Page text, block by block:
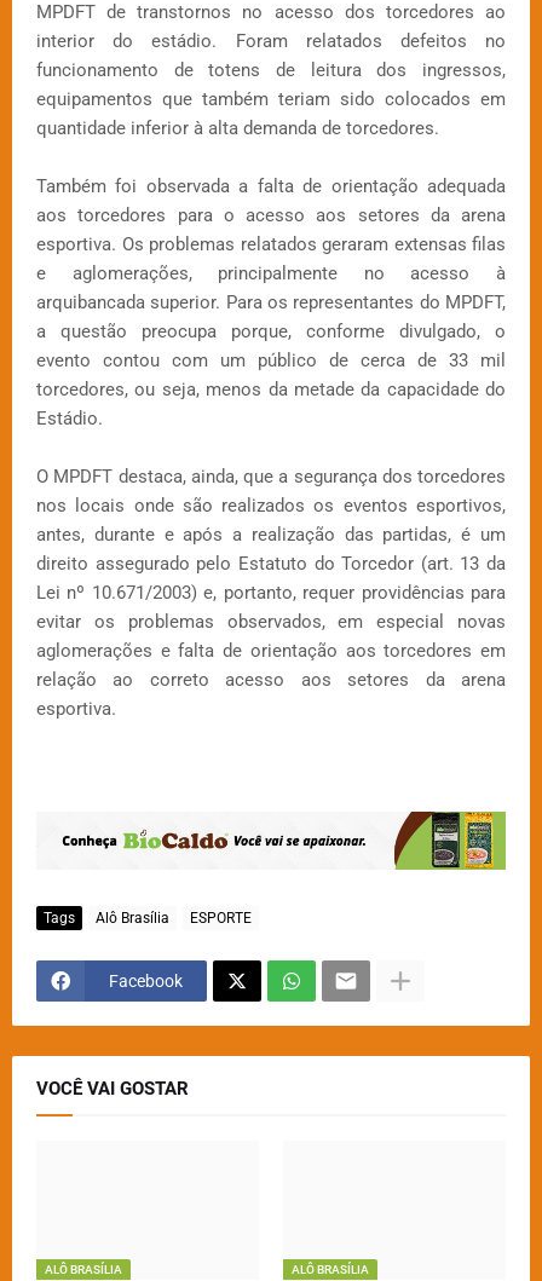
MPDFT de transtornos no acesso dos torcedores ao
interior do estádio. Foram relatados defeitos no
funcionamento de totens de leitura dos ingressos,
equipamentos que também teriam sido colocados em
quantidade inferior à alta demanda de torcedores.
Também foi observada a falta de orientação adequada
aos torcedores para o acesso aos setores da arena
esportiva. Os problemas relatados geraram extensas filas
e aglomerações, principalmente no acesso à
arquibancada superior. Para os representantes do MPDFT,
a questão preocupa porque, conforme divulgado, o
evento contou com um público de cerca de 33 mil
torcedores, ou seja, menos da metade da capacidade do
Estádio.
O MPDFT destaca, ainda, que a segurança dos torcedores
nos locais onde são realizados os eventos esportivos,
antes, durante e após a realização das partidas, é um
direito assegurado pelo Estatuto do Torcedor (art. 13 da
Lei nº 10.671/2003) e, portanto, requer providências para
evitar os problemas observados, em especial novas
aglomerações e falta de orientação aos torcedores em
relação ao correto acesso aos setores da arena
esportiva.
Tags Alô Brasília ESPORTE
Facebook
VOCÊ VAI GOSTAR
ALÔ BRASÍLIA ALÔ BRASÍLIA